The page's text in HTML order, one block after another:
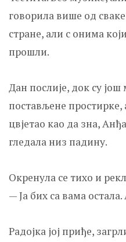
говорила више од сваке
стране, али с онима
прошли.
Дан послије, док су још
постављене простирке,
цвјетао као да зна,
гледала низ падину.
Окренула се тихо и
— Ја бих са вама
Радојка јој приђе,